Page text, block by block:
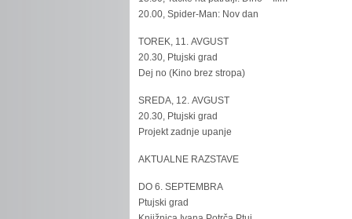
20.00, Spider-Man: Nov dan
TOREK, 11. AVGUST
20.30, Ptujski grad
Dej no (Kino brez stropa)
SREDA, 12. AVGUST
20.30, Ptujski grad
Projekt zadnje upanje
AKTUALNE RAZSTAVE
DO 6. SEPTEMBRA
Ptujski grad